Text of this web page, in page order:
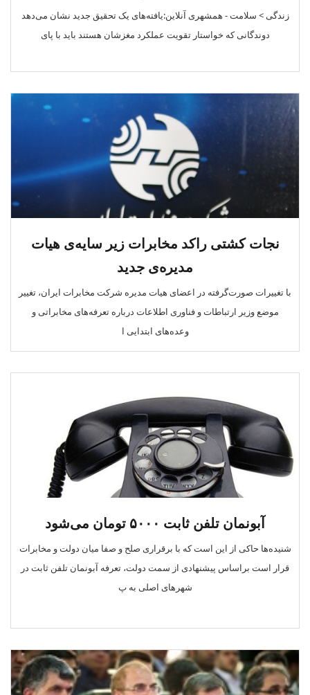
زندگی > سلامت - همشهری آنلاین:یافته‌های یک تحقیق جدید نشان می‌دهد
دوندگانی که خواستار تقویت عملکرد مغزشان هستند باید با پای
نجات کشتی راکد مخابرات زیر سایه‌ی هیات
مدیره‌ی جدید
با تغییرات صورت‌گرفته در اعضای هیات مدیره شرکت مخابرات ایران، تغییر
موضع وزیر ارتباطات و فناوری اطلاعات درباره تعرفه‌های مخابراتی و
وعده‌های ابتدایی ا
آبونمان تلفن ثابت ۵۰۰۰ تومان می‌شود
شنیده‌ها حاکی از این است که با برقراری صلح و صفا میان دولت و مخابرات
قرار است براساس پیشنهادی از سمت دولت، تعرفه آبونمان تلفن ثابت در
شهرهای اصلی به پ